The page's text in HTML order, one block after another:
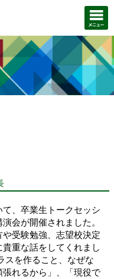
、卒業生トークセッシ
会が開催されました。
受験勉強、志望校決定
重な話をしてくれまし
を作ること、なぜな
れるから」、「現役で